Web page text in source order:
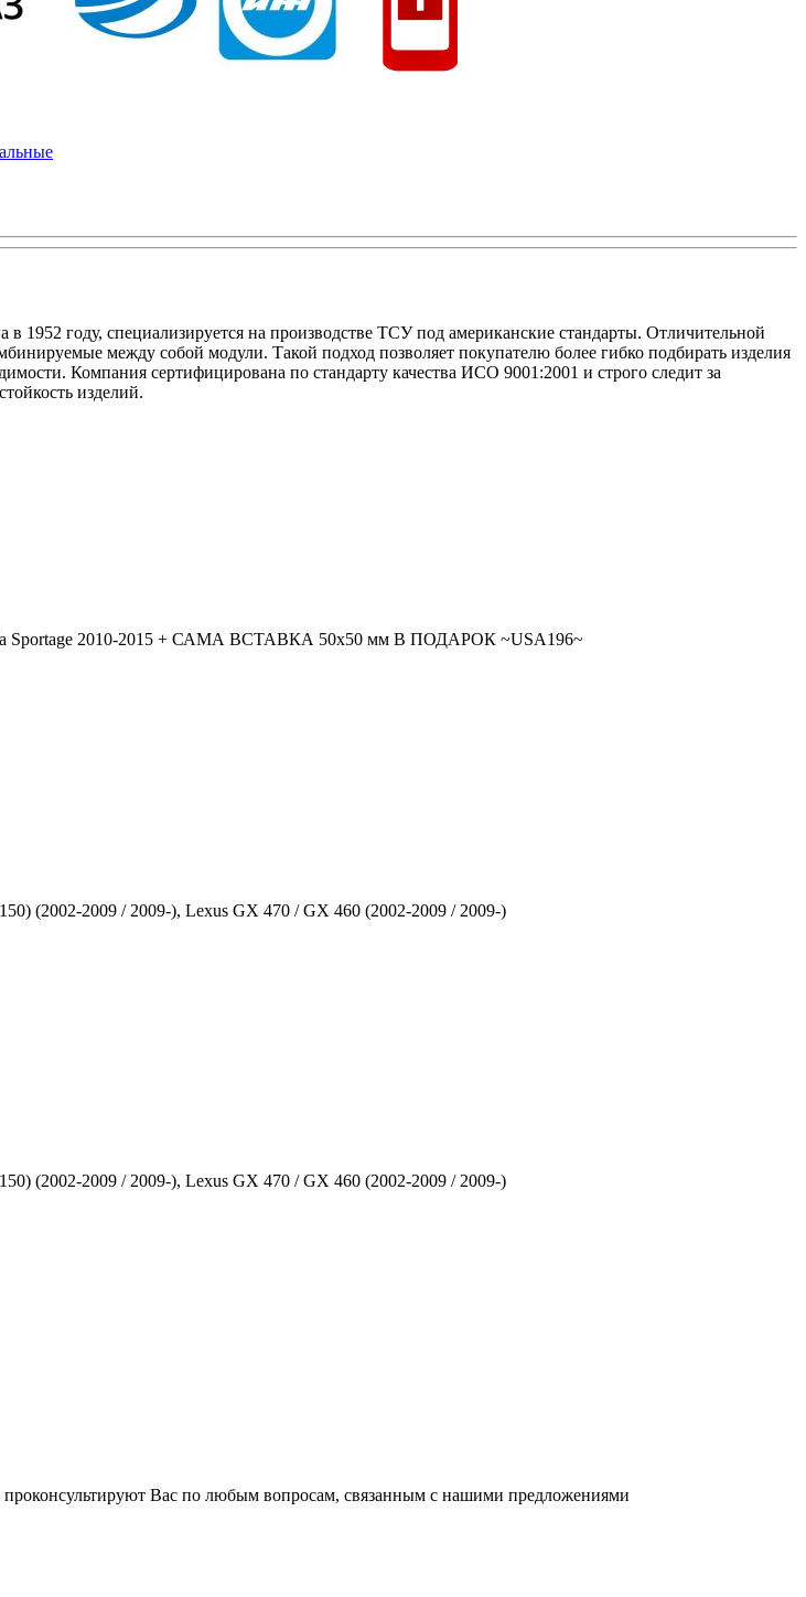
1952 году, специализируется на производстве ТСУ под американские стандарты. Отличительной
между собой модули. Такой подход позволяет покупателю более гибко подбирать изделия
Компания сертифицирована по стандарту качества ИСО 9001:2001 и строго следит за
изделий.
Sportage 2010-2015 + САМА ВСТАВКА 50x50 мм В ПОДАРОК ~USA196~
2009 / 2009-), Lexus GX 470 / GX 460 (2002-2009 / 2009-)
2009 / 2009-), Lexus GX 470 / GX 460 (2002-2009 / 2009-)
Вас по любым вопросам, связанным с нашими предложениями